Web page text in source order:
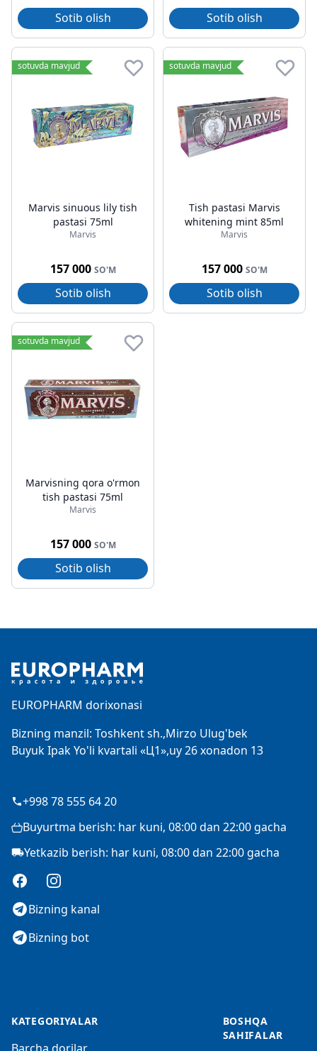
Sotib olish Sotib olish
sotuvda mavjud
Marvis sinuous lily tish
pastasi 75ml
Marvis
157 000 SO'M
Sotib olish
sotuvda mavjud
Tish pastasi Marvis
whitening mint 85ml
Marvis
157 000 SO'M
Sotib olish
sotuvda mavjud
Marvisning qora o'rmon
tish pastasi 75ml
Marvis
157 000 SO'M
Sotib olish
EUROPHARM dorixonasi
Bizning manzil: Toshkent sh.,Mirzo Ulug'bek
Buyuk Ipak Yo'li kvartali «Ц1»,uy 26 xonadon 13
+998 78 555 64 20
Buyurtma berish: har kuni, 08:00 dan 22:00 gacha
Yetkazib berish: har kuni, 08:00 dan 22:00 gacha
FacebookInstagram
Bizning kanal
Bizning bot
KATEGORIYALAR
BOSHQA
SAHIFALAR